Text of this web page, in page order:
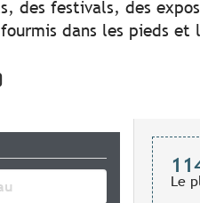
des festivals, des
dans les pieds
Le